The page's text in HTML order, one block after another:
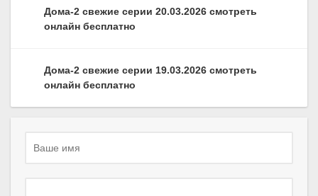
Дома-2 свежие серии 20.03.2026 смотреть
онлайн бесплатно
Дома-2 свежие серии 19.03.2026 смотреть
онлайн бесплатно